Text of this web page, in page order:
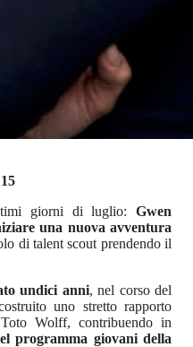
giorni di luglio: Gwen
una nuova avventura
di talent scout prendendo il
undici anni, nel corso del
uno stretto rapporto
Wolff, contribuendo in
programma giovani della